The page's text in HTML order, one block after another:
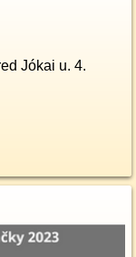
Jókai u. 4.